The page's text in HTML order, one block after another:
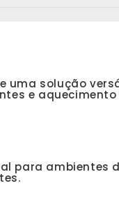
uma solução
e aquecimento
para ambientes